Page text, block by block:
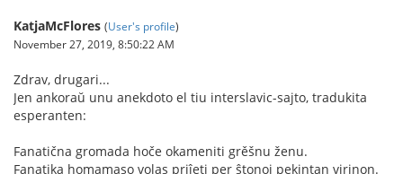
KatjaMcFlores (User's profile)
November 27, 2019, 8:50:22 AM
Zdrav, drugari...
Jen ankoraŭ unu anekdoto el tiu interslavic-sajto, tradukita
esperanten:
Fanatična gromada hoče okameniti grěšnu ženu.
Fanatika homamaso volas priĵeti per ŝtonoj pekintan virinon.